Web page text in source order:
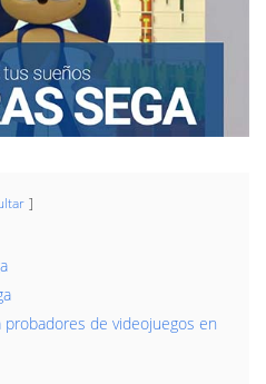
de videojuegos en